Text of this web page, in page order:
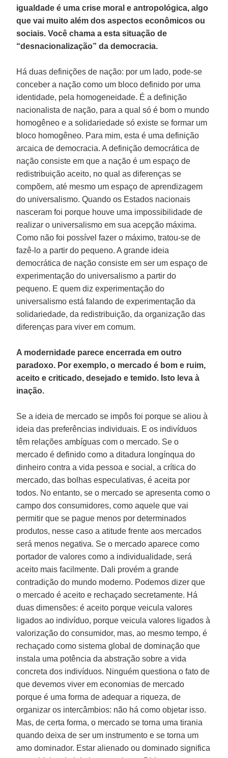
igualdade é uma crise moral e antropológica, algo
que vai muito além dos aspectos econômicos ou
sociais. Você chama a esta situação de
“desnacionalização” da democracia.
Há duas definições de nação: por um lado, pode-se
conceber a nação como um bloco definido por uma
identidade, pela homogeneidade. É a definição
nacionalista de nação, para a qual só é bom o mundo
homogêneo e a solidariedade só existe se formar um
bloco homogêneo. Para mim, esta é uma definição
arcaica de democracia. A definição democrática de
nação consiste em que a nação é um espaço de
redistribuição aceito, no qual as diferenças se
compõem, até mesmo um espaço de aprendizagem
do universalismo. Quando os Estados nacionais
nasceram foi porque houve uma impossibilidade de
realizar o universalismo em sua acepção máxima.
Como não foi possível fazer o máximo, tratou-se de
fazê-lo a partir do pequeno. A grande ideia
democrática de nação consiste em ser um espaço de
experimentação do universalismo a partir do
pequeno. E quem diz experimentação do
universalismo está falando de experimentação da
solidariedade, da redistribuição, da organização das
diferenças para viver em comum.
A modernidade parece encerrada em outro
paradoxo. Por exemplo, o mercado é bom e ruim,
aceito e criticado, desejado e temido. Isto leva à
inação.
Se a ideia de mercado se impôs foi porque se aliou à
ideia das preferências individuais. E os indivíduos
têm relações ambíguas com o mercado. Se o
mercado é definido como a ditadura longínqua do
dinheiro contra a vida pessoa e social, a crítica do
mercado, das bolhas especulativas, é aceita por
todos. No entanto, se o mercado se apresenta como o
campo dos consumidores, como aquele que vai
permitir que se pague menos por determinados
produtos, nesse caso a atitude frente aos mercados
será menos negativa. Se o mercado aparece como
portador de valores como a individualidade, será
aceito mais facilmente. Dali provém a grande
contradição do mundo moderno. Podemos dizer que
o mercado é aceito e rechaçado secretamente. Há
duas dimensões: é aceito porque veicula valores
ligados ao indivíduo, porque veicula valores ligados à
valorização do consumidor, mas, ao mesmo tempo, é
rechaçado como sistema global de dominação que
instala uma potência da abstração sobre a vida
concreta dos indivíduos. Ninguém questiona o fato de
que devemos viver em economias de mercado
porque é uma forma de adequar a riqueza, de
organizar os intercâmbios: não há como objetar isso.
Mas, de certa forma, o mercado se torna uma tirania
quando deixa de ser um instrumento e se torna um
amo dominador. Estar alienado ou dominado significa